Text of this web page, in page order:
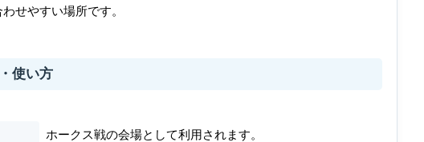
せやすい場所です。
使い方
ホークス戦の会場として利用されます。